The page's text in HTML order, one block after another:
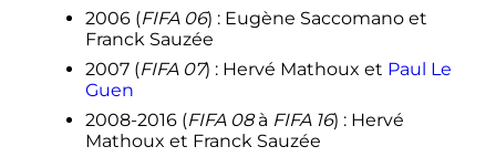
2006 (FIFA 06) : Eugène Saccomano et
Franck Sauzée
2007 (FIFA 07) : Hervé Mathoux et Paul Le
Guen
2008-2016 (FIFA 08à FIFA 16) : Hervé
Mathoux et Franck Sauzée